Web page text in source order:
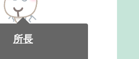
所長